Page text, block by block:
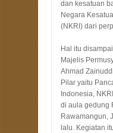
dan kesatuan
Negara
(NKRI) dari
Hal itu
Majelis
Ahmad
Pilar yaitu
Indonesia,
di aula gedung
Rawamangun,
lalu. Kegiatan